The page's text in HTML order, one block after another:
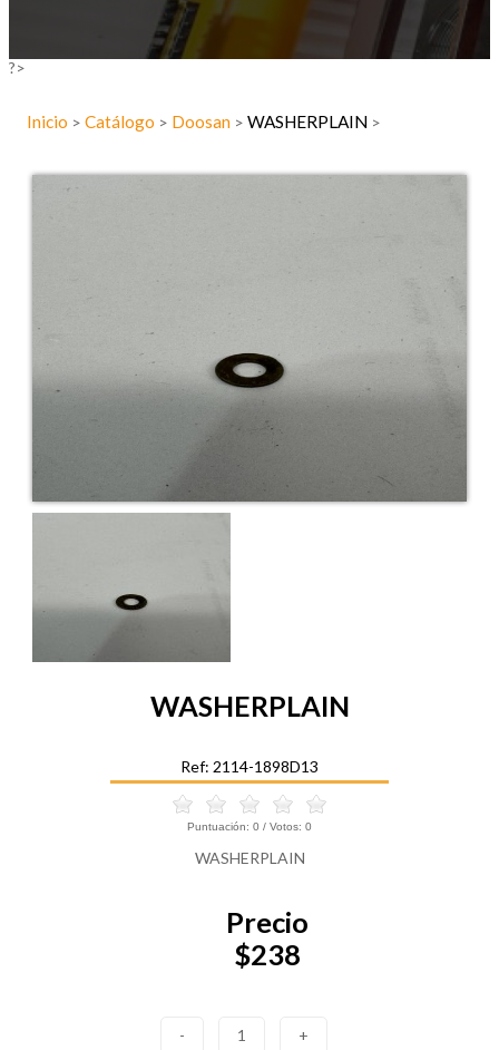
?>
Inicio > Catálogo > Doosan > WASHERPLAIN >
WASHERPLAIN
Ref: 2114-1898D13
Puntuación: 0 / Votos: 0
WASHERPLAIN
Precio
$238
- 1 +